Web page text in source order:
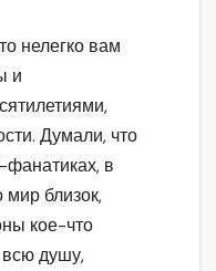
нелегко вам
и
Думали, что
в
мир близок,
кое-что
душу,